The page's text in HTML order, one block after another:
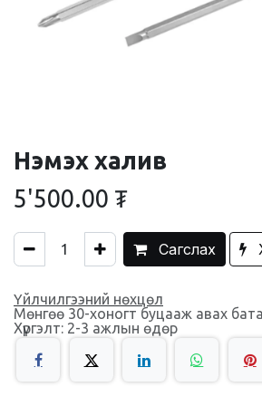
Нэмэх халив
5'500.00 ₮
Сагслах
Үйлчилгээний нөхцөл
Мөнгөө 30-хоногт буцааж авах
Хүргэлт: 2-3 ажлын өдөр